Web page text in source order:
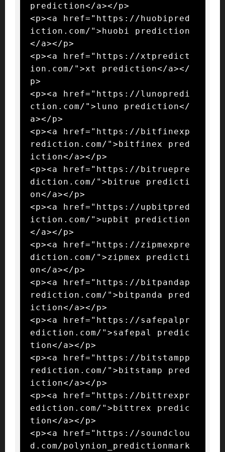
prediction</a></p>
<p><a href="https://huobipred
iction.com/">huobi prediction
</a></p>
<p><a href="https://xtpredict
ion.com/">xt prediction</a></
p>
<p><a href="https://lunopredi
ction.com/">luno prediction</
a></p>
<p><a href="https://bitfinexp
rediction.com/">bitfinex pred
iction</a></p>
<p><a href="https://bitruepre
diction.com/">bitrue predicti
on</a></p>
<p><a href="https://upbitpred
iction.com/">upbit prediction
</a></p>
<p><a href="https://zipmexpre
diction.com/">zipmex predicti
on</a></p>
<p><a href="https://bitpandap
rediction.com/">bitpanda pred
iction</a></p>
<p><a href="https://safepalpr
ediction.com/">safepal predic
tion</a></p>
<p><a href="https://bitstampp
rediction.com/">bitstamp pred
iction</a></p>
<p><a href="https://bittrexpr
ediction.com/">bittrex predic
tion</a></p>
<p><a href="https://soundclou
d.com/polynion_predictionmark